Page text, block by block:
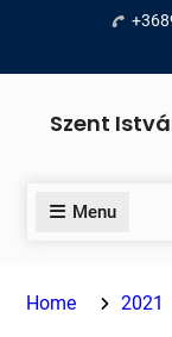
content
Szent
Menu
Home 2021